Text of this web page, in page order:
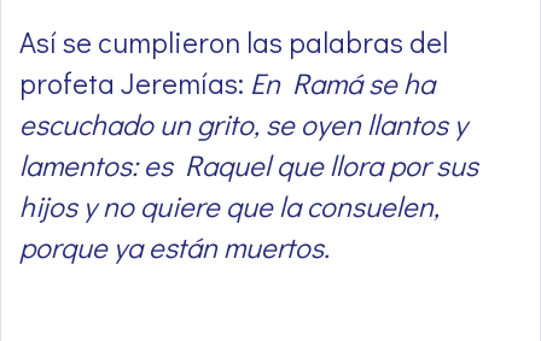
Así se cumplieron las palabras del
profeta Jeremías: En Ramá se ha
escuchado un grito, se oyen llantos y
lamentos: es Raquel que llora por sus
hijos y no quiere que la consuelen,
porque ya están muertos.